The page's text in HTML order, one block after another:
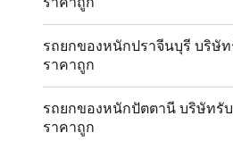
รถยกของหนักปราจีนบุรี บริษั
ราคาถูก
รถยกของหนักปัตตานี บริษัทรั
ราคาถูก